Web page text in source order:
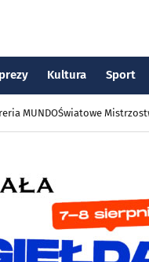
Kultura Sport
MUNDOŚwiatowe